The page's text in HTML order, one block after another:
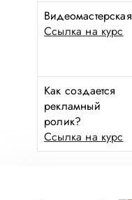
Видеомастерская
Ссылка на курс
Как создается
рекламный
ролик?
Ссылка на курс